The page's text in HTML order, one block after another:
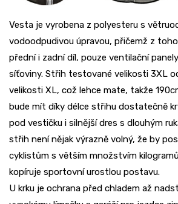
Vesta je vyrobena z polyesteru s
vodoodpudivou úpravou, přičemž z
přední i zadní díl, pouze ventilační
síťoviny. Střih testované velikosti 3XL
velikosti XL, což lehce mate, takže
bude mít díky délce střihu dostatečně
pod vestičku i silnější dres s dlouhým
střih není nějak výrazně volný, že by
cyklistům s větším množstvím
kopíruje sportovní urostlou postavu.
U krku je ochrana před chladem až